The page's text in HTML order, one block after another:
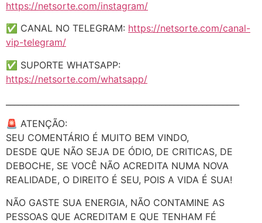
https://netsorte.com/instagram/
✅ CANAL NO TELEGRAM: https://netsorte.com/canal-
vip-telegram/
✅ SUPORTE WHATSAPP:
https://netsorte.com/whatsapp/
🚨 ATENÇÃO:
SEU COMENTÁRIO É MUITO BEM VINDO,
DESDE QUE NÃO SEJA DE ÓDIO, DE CRITICAS, DE
DEBOCHE, SE VOCÊ NÃO ACREDITA NUMA NOVA
REALIDADE, O DIREITO É SEU, POIS A VIDA É SUA!
NÃO GASTE SUA ENERGIA, NÃO CONTAMINE AS
PESSOAS QUE ACREDITAM E QUE TENHAM FÉ